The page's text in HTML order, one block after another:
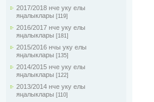
2017/2018 нче уку елы
яңалыклары [119]
2016/2017 нче уку елы
яңалыклары [181]
2015/2016 нчы уку елы
яңалыклары [135]
2014/2015 нче уку елы
яңалыклары [122]
2013/2014 нче уку елы
яңалыклары [110]